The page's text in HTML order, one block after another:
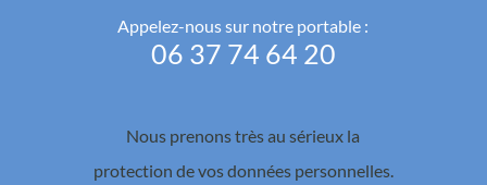
Appelez-nous sur notre portable :
06 37 74 64 20
Nous prenons très au sérieux la
protection de vos données personnelles.